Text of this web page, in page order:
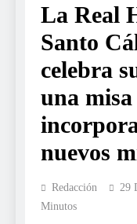
La Real
Santo
celebra
una
nuevos
Redacción 29
Minutos